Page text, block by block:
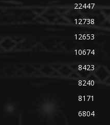
22447
12738
12653
10674
8423
8240
8171
6804